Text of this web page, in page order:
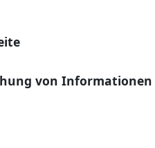
von Informationen